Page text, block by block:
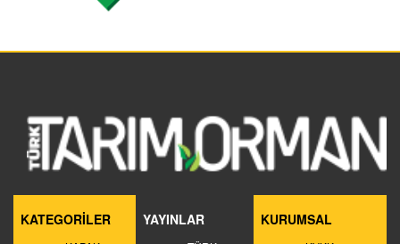
KATEGORİLER YAYINLAR KURUMSAL